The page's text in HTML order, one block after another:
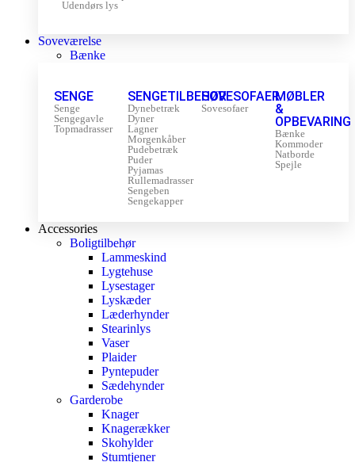
Udendørs lys
Soveværelse
Bænke
SENGE
Senge
Sengegavle
Topmadrasser
SENGETILBEHØR
Dynebetræk
Dyner
Lagner
Morgenkåber
Pudebetræk
Puder
Pyjamas
Rullemadrasser
Sengeben
Sengekapper
SOVESOFAER
Sovesofaer
MØBLER
&
OPBEVARING
Bænke
Kommoder
Natborde
Spejle
Accessories
Boligtilbehør
Lammeskind
Lygtehuse
Lysestager
Lyskæder
Læderhynder
Stearinlys
Vaser
Plaider
Pyntepuder
Sædehynder
Garderobe
Knager
Knagerækker
Skohylder
Stumtjener